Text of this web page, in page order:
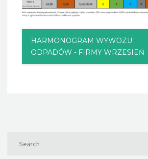
HARMONOGRAM WYWOZU
ODPADÓW - FIRMY WRZESIEŃ